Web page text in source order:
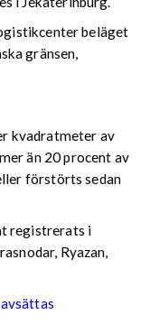
beläget
gränsen,
kvadratmeter av
än 20 procent av
förstörts sedan
registrerats i
Ryazan,